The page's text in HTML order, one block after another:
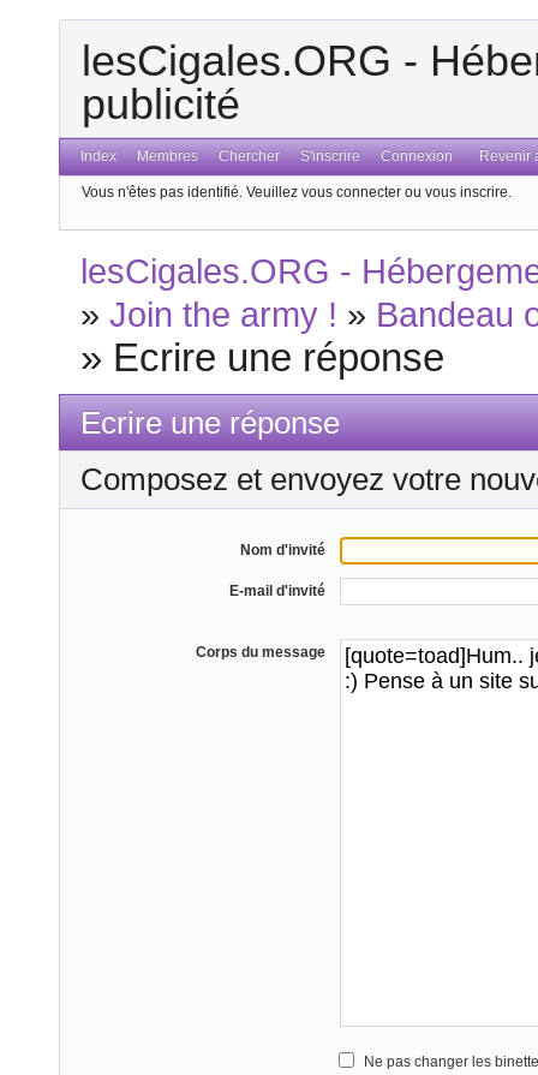
lesCigales.ORG -
publicité
Index Membres Chercher S'inscrire Connexion Revenir
Vous n'êtes pas identifié. Veuillez vous connecter ou vous inscrire.
lesCigales.ORG -
»Join the army ! » Bandeau
» Ecrire une réponse
Ecrire une réponse
Composez et envoyez votre
Nom d'invité
E-mail d'invité
Corps du message
Ne pas changer les